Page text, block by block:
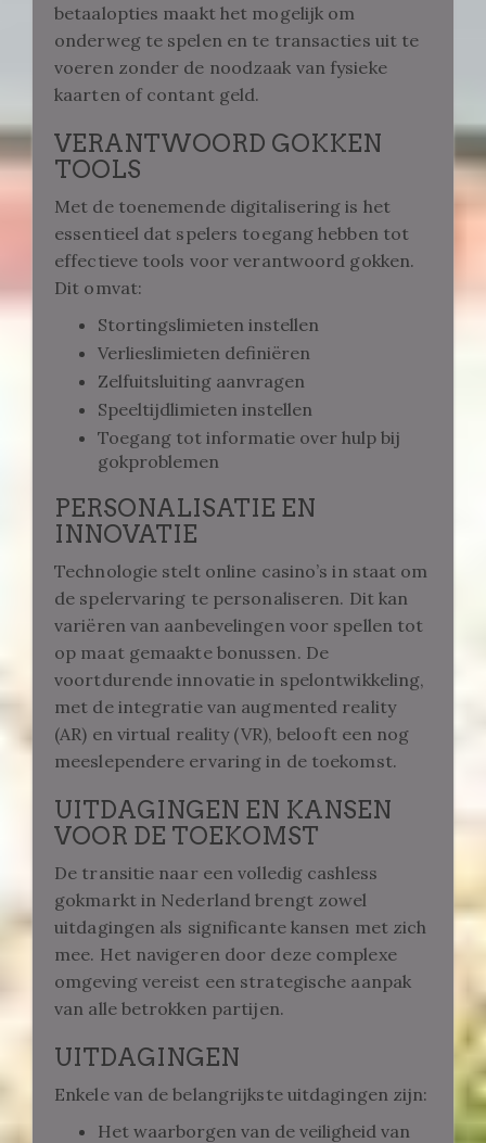
betaalopties maakt het mogelijk om
onderweg te spelen en te transacties uit te
voeren zonder de noodzaak van fysieke
kaarten of contant geld.
VERANTWOORD GOKKEN
TOOLS
Met de toenemende digitalisering is het
essentieel dat spelers toegang hebben tot
effectieve tools voor verantwoord gokken.
Dit omvat:
Stortingslimieten instellen
Verlieslimieten definiëren
Zelfuitsluiting aanvragen
Speeltijdlimieten instellen
Toegang tot informatie over hulp bij
gokproblemen
PERSONALISATIE EN
INNOVATIE
Technologie stelt online casino’s in staat om
de spelervaring te personaliseren. Dit kan
variëren van aanbevelingen voor spellen tot
op maat gemaakte bonussen. De
voortdurende innovatie in spelontwikkeling,
met de integratie van augmented reality
(AR) en virtual reality (VR), belooft een nog
meeslependere ervaring in de toekomst.
UITDAGINGEN EN KANSEN
VOOR DE TOEKOMST
De transitie naar een volledig cashless
gokmarkt in Nederland brengt zowel
uitdagingen als significante kansen met zich
mee. Het navigeren door deze complexe
omgeving vereist een strategische aanpak
van alle betrokken partijen.
UITDAGINGEN
Enkele van de belangrijkste uitdagingen zijn:
Het waarborgen van de veiligheid van